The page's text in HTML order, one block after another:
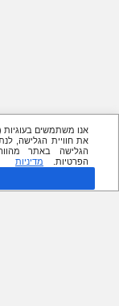
את חוויית הגלישה,
הגלישה באתר
הפרטיות.
מדיניות